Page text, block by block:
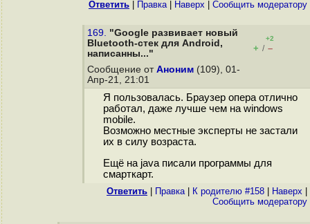
Ответить Правка| Наверх Cообщить модератору
169. "Google развивает новый
Bluetooth-стек для Android,
написанны..."
+2
+ / –
Сообщение от Аноним (109), 01-
Апр-21, 21:01
Я пользовалась. Браузер опера отлично
работал, даже лучше чем на windows
mobile.
Возможно местные эксперты не застали
их в силу возраста.
Ещё на java писали программы для
смарткарт.
Ответить Правка| К родителю #158 Наверх
Cообщить модератору